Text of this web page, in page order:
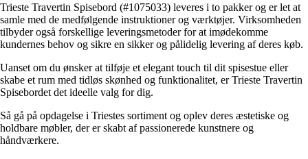
Trieste Travertin Spisebord (#1075033) leveres i to pakker og er let at
samle med de medfølgende instruktioner og værktøjer. Virksomheden
tilbyder også forskellige leveringsmetoder for at imødekomme
kundernes behov og sikre en sikker og pålidelig levering af deres køb.
Uanset om du ønsker at tilføje et elegant touch til dit spisestue eller
skabe et rum med tidløs skønhed og funktionalitet, er Trieste Travertin
Spisebordet det ideelle valg for dig.
Så gå på opdagelse i Triestes sortiment og oplev deres æstetiske og
holdbare møbler, der er skabt af passionerede kunstnere og
håndværkere.